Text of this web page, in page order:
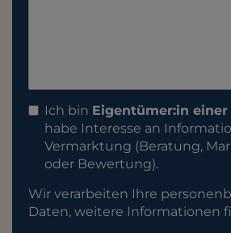
Ich bin Eigentümer:in
habe Interesse an
Vermarktung (Beratung,
oder Bewertung).
Wir verarbeiten Ihre
Daten, weitere Informationen